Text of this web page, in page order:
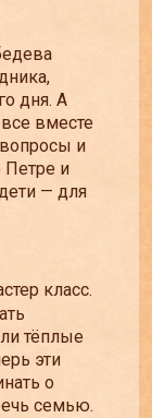
дня. А
вместе
и
Петре и
— для
класс.
тёплые
эти
о
семью.